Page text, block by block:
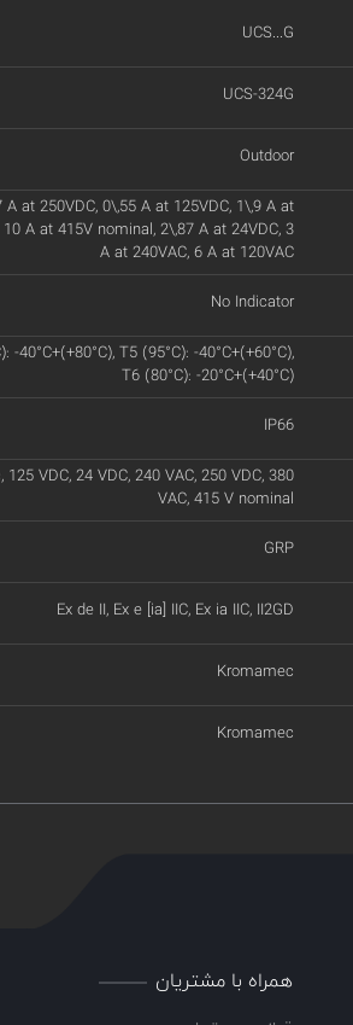
UCS...G
UCS-324G
Outdoor
A at 250VDC, 0\,55 A at 125VDC, 1\,9 A at
10 A at 415V nominal, 2\,87 A at 24VDC, 3
A at 240VAC, 6 A at 120VAC
No Indicator
-40°C+(+80°C), T5 (95°C): -40°C+(+60°C),
T6 (80°C): -20°C+(+40°C)
IP66
125 VDC, 24 VDC, 240 VAC, 250 VDC, 380
VAC, 415 V nominal
GRP
Ex de II, Ex e [ia] IIC, Ex ia IIC, II2GD
Kromamec
Kromamec
همراه با مشتریان